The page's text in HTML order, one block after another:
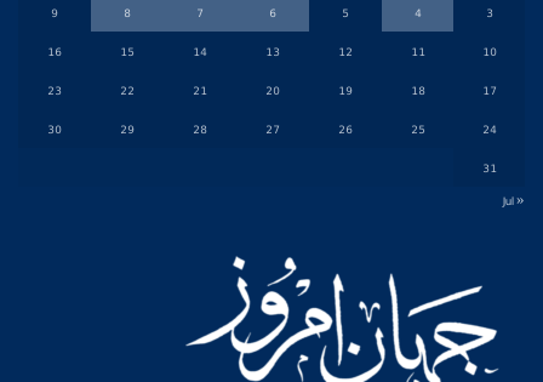
3
4
5
6
7
8
9
10
11
12
13
14
15
16
17
18
19
20
21
22
23
24
25
26
27
28
29
30
31
« Jul